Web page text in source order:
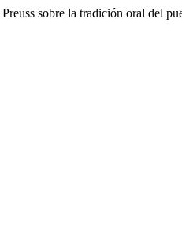
sobre la tradición oral del